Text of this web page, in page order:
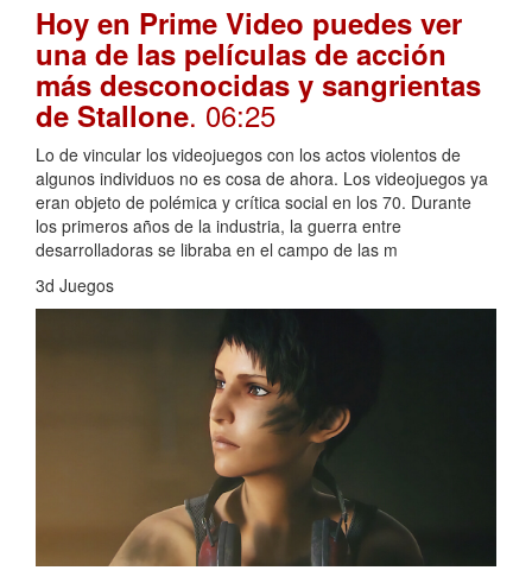
Hoy en Prime Video puedes ver
una de las películas de acción
más desconocidas y sangrientas
de Stallone. 06:25
Lo de vincular los videojuegos con los actos violentos de
algunos individuos no es cosa de ahora. Los videojuegos ya
eran objeto de polémica y crítica social en los 70. Durante
los primeros años de la industria, la guerra entre
desarrolladoras se libraba en el campo de las m
3d Juegos